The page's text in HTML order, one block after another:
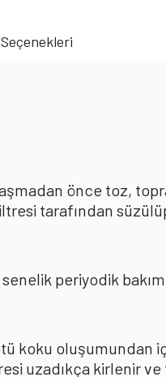
önce toz,
tarafından
periyodik
koku oluşumundan
uzadıkça kirlenir